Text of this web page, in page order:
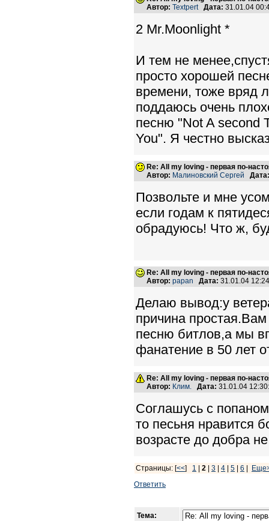
Автор: Textpert Дата: 31.01.04
2 Mr.Moonlight *
И тем не
просто хорошей
времени, тоже вряд
поддаюсь очень
песню "Not A second
You". Я честно
Re: All my loving - первая по-
Автор: Малиновский Сергей Дата:
Позвольте и мне
если годам к
обрадуюсь! Что ж,
Re: All my loving - первая по-
Автор: papan Дата: 31.01.04
Делаю вывод:у
причина
песню битлов,а мы
фанатение в 50 лет
Re: All my loving - первая по-
Автор: Клим. Дата: 31.01.04
Соглашусь с
то песьня нравится
возрасте до добра
Страницы: [<<] 1 2 3 4 5 6
Ответить
Тема: